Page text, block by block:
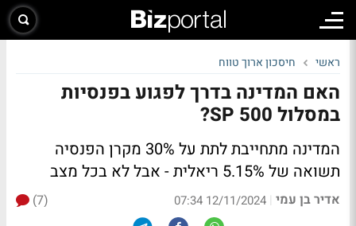
ראשי חיסכון ארוך טווח
האם המדינה בדרך לפגוע בפנסיות
במסלול SP 500?
המדינה מתחייבת לתת על 30% מקרן הפנסיה
תשואה של 5.15% ריאלית - אבל לא בכל מצב
אדיר בן עמי |
12/11/2024 07:34
(7)